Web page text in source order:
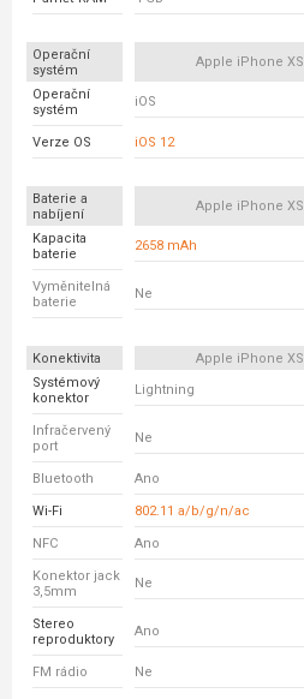
Operační
systém
Apple iPhone XS
Operační
systém
iOS
Verze OS iOS 12
Baterie a
nabíjení
Apple iPhone XS
Kapacita
baterie
2658 mAh
Vyměnitelná
baterie
Ne
Konektivita Apple iPhone XS
Systémový
konektor
Lightning
Infračervený
port
Ne
Bluetooth Ano
Wi-Fi 802.11 a/b/g/n/ac
NFC Ano
Konektor jack
3,5mm
Ne
Stereo
reproduktory
Ano
FM rádio Ne